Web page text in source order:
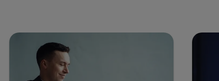
доступа и оснащены зажимным механизмом для
подсоединения к держателю.
Детальная информация в каталоге
позвоночнике система UNIDRVE™Select имеет
конфигурацию с соответствующими рукоятками.
Детальная информация в каталоге